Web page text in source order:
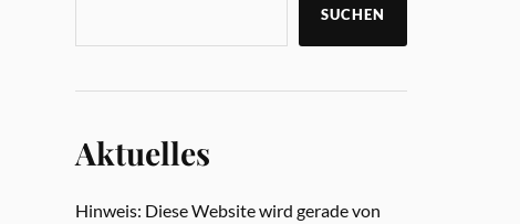
SUCHEN
Aktuelles
Hinweis: Diese Website wird gerade von